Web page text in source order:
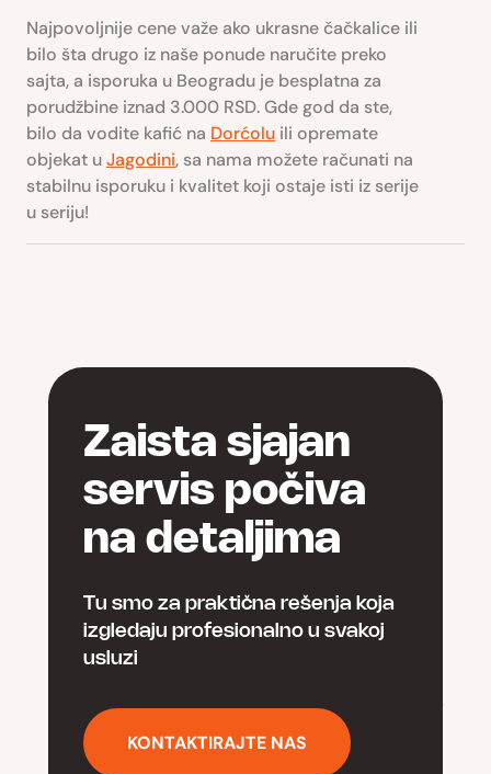
Najpovoljnije cene važe ako ukrasne čačkalice ili
bilo šta drugo iz naše ponude naručite preko
sajta, a isporuka u Beogradu je besplatna za
porudžbine iznad 3.000 RSD. Gde god da ste,
bilo da vodite kafić na Dorćolu ili opremate
objekat uJagodini, sa nama možete računati na
stabilnu isporuku i kvalitet koji ostaje isti iz serije
u seriju!
Zaista sjajan
servis počiva
na detaljima
Tu smo za praktična rešenja koja
izgledaju profesionalno u svakoj
usluzi
KONTAKTIRAJTE NAS